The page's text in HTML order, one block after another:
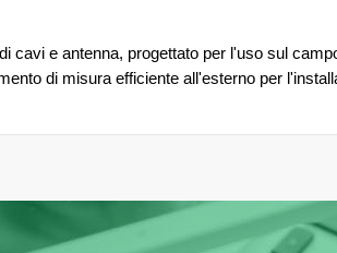
cavi e antenna, progettato per l'uso sul
di misura efficiente all'esterno per